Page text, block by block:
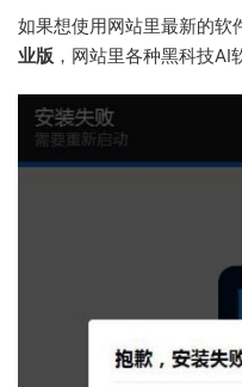
如果想使用网站里最新的软
业版 ，网站里各种黑科技AI